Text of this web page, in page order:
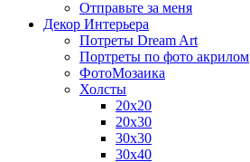
Отправьте за меня
Декор Интерьера
Потреты Dream Art
Портреты по фото акрилом
ФотоМозаика
Холсты
20х20
20х30
30х30
30х40